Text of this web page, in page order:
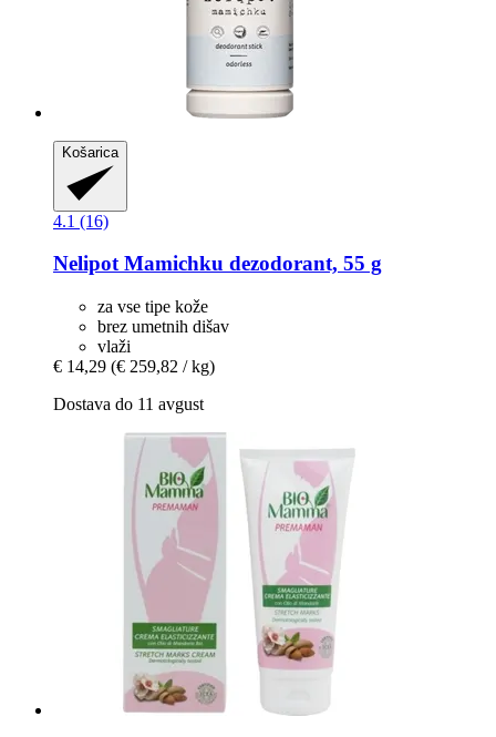
Košarica
4.1 (16)
NelipotMamichku dezodorant, 55 g
za vse tipe kože
brez umetnih dišav
vlaži
€ 14,29 (€ 259,82 / kg)
Dostava do 11 avgust